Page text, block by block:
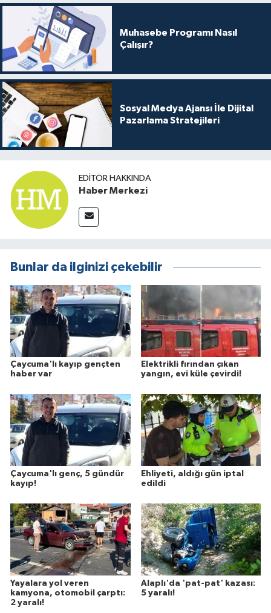
Muhasebe Programı Nasıl
Çalışır?
Sosyal Medya Ajansı İle Dijital
Pazarlama Stratejileri
EDITÖR HAKKINDA
Haber Merkezi
Bunlar da ilginizi çekebilir
Çaycuma'lı kayıp gençten
haber var
Elektrikli fırından çıkan
yangın, evi küle çevirdi!
Çaycuma'lı genç, 5 gündür
kayıp!
Ehliyeti, aldığı gün iptal
edildi
Yayalara yol veren
kamyona, otomobil çarptı:
2 yaralı!
Alaplı'da 'pat-pat' kazası:
5 yaralı!